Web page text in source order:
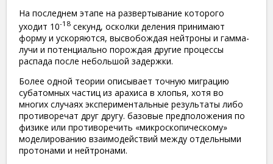
На последнем этапе на развертывание которого
уходит 10-18 секунд, осколки деления принимают
форму и ускоряются, высвобождая нейтроны и гамма-
лучи и потенциально порождая другие процессы
распада после небольшой задержки.
Более одной теории описывает точную миграцию
субатомных частиц из арахиса в хлопья, хотя во
многих случаях экспериментальные результаты либо
противоречат друг другу. базовые предположения по
физике или противоречить «микроскопическому»
моделированию взаимодействий между отдельными
протонами и нейтронами.